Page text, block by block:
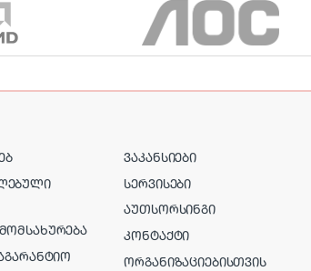
ᲕᲐᲙᲐᲜᲡᲘᲔᲑᲘ
ᲡᲔᲠᲕᲘᲡᲔᲑᲘ
ᲐᲣᲗᲡᲝᲠᲡᲘᲜᲒᲘ
ᲙᲝᲜᲢᲐᲥᲢᲘ
ᲝᲠᲒᲐᲜᲘᲖᲐᲪᲘᲔᲑᲘᲡᲗᲕᲘᲡ